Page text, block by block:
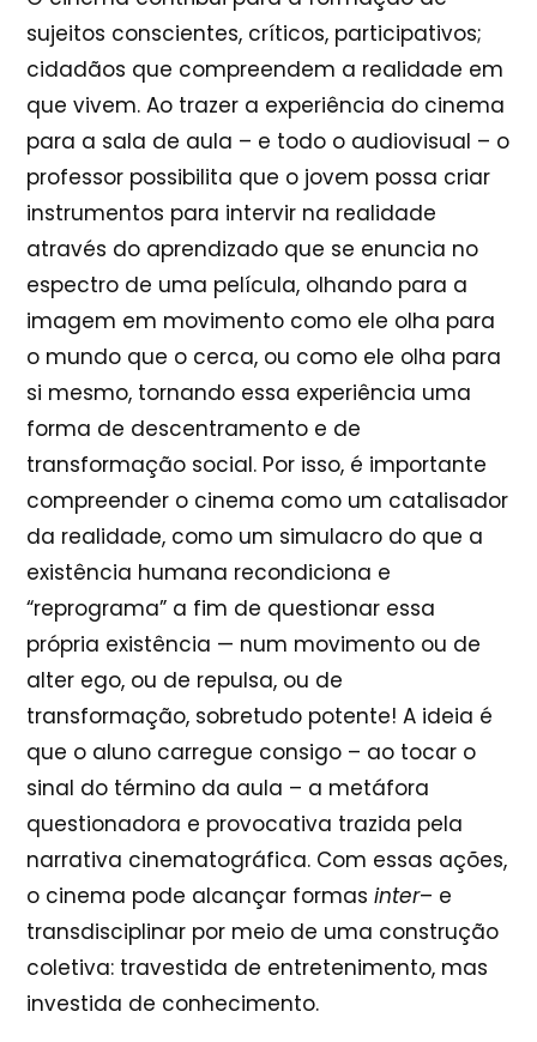
sujeitos conscientes, críticos, participativos;
cidadãos que compreendem a realidade em
que vivem. Ao trazer a experiência do cinema
para a sala de aula – e todo o audiovisual – o
professor possibilita que o jovem possa criar
instrumentos para intervir na realidade
através do aprendizado que se enuncia no
espectro de uma película, olhando para a
imagem em movimento como ele olha para
o mundo que o cerca, ou como ele olha para
si mesmo, tornando essa experiência uma
forma de descentramento e de
transformação social. Por isso, é importante
compreender o cinema como um catalisador
da realidade, como um simulacro do que a
existência humana recondiciona e
“reprograma” a fim de questionar essa
própria existência — num movimento ou de
alter ego, ou de repulsa, ou de
transformação, sobretudo potente! A ideia é
que o aluno carregue consigo – ao tocar o
sinal do término da aula – a metáfora
questionadora e provocativa trazida pela
narrativa cinematográfica. Com essas ações,
o cinema pode alcançar formasinter– e
transdisciplinar por meio de uma construção
coletiva: travestida de entretenimento, mas
investida de conhecimento.